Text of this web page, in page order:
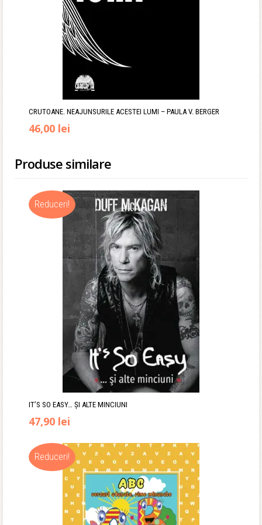
CRUTOANE. NEAJUNSURILE ACESTEI LUMI – PAULA V. BERGER
46,00 lei
Produse similare
Reduceri!
IT’S SO EASY… ȘI ALTE MINCIUNI
Prețul
inițial
a
59,90 lei.
47,90 lei
curent
este:
47,90 lei.
Reduceri!